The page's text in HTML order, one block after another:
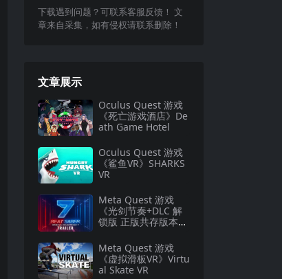
下载遇到问题？可联系客服反馈！ 文
章来自采集，如有侵权请联系删除！
文章展示
Oculus Quest 游戏
《死亡游戏酒店》De
ath Game Hotel
Oculus Quest 游戏
《鲨鱼VR》SHARKS
VR
Meta Quest 游戏
《光剑节奏+DLC 解
锁版 正版共存版本》
Meta Quest 游戏
《虚拟滑板VR》Virtu
al Skate VR